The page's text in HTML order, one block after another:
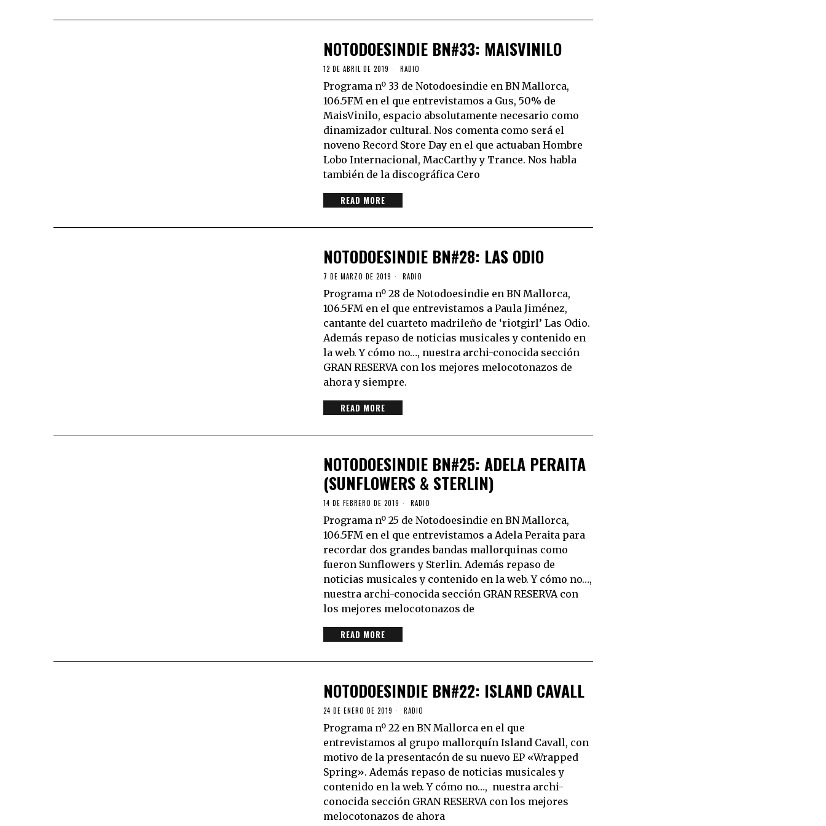
NOTODOESINDIE BN#33: MAISVINILO
12 DE ABRIL DE 2019 RADIO
Programa nº 33 de Notodoesindie en BN Mallorca,
106.5FM en el que entrevistamos a Gus, 50% de
MaisVinilo, espacio absolutamente necesario como
dinamizador cultural. Nos comenta como será el
noveno Record Store Day en el que actuaban Hombre
Lobo Internacional, MacCarthy y Trance. Nos habla
también de la discográfica Cero
READ MORE
NOTODOESINDIE BN#28: LAS ODIO
7 DE MARZO DE 2019 RADIO
Programa nº 28 de Notodoesindie en BN Mallorca,
106.5FM en el que entrevistamos a Paula Jiménez,
cantante del cuarteto madrileño de ‘riotgirl’ Las Odio.
Además repaso de noticias musicales y contenido en
la web. Y cómo no…, nuestra archi-conocida sección
GRAN RESERVA con los mejores melocotonazos de
ahora y siempre.
READ MORE
NOTODOESINDIE BN#25: ADELA PERAITA
(SUNFLOWERS & STERLIN)
14 DE FEBRERO DE 2019 RADIO
Programa nº 25 de Notodoesindie en BN Mallorca,
106.5FM en el que entrevistamos a Adela Peraita para
recordar dos grandes bandas mallorquinas como
fueron Sunflowers y Sterlin. Además repaso de
noticias musicales y contenido en la web. Y cómo no…,
nuestra archi-conocida sección GRAN RESERVA con
los mejores melocotonazos de
READ MORE
NOTODOESINDIE BN#22: ISLAND CAVALL
24 DE ENERO DE 2019 RADIO
Programa nº 22 en BN Mallorca en el que
entrevistamos al grupo mallorquín Island Cavall, con
motivo de la presentacón de su nuevo EP «Wrapped
Spring». Además repaso de noticias musicales y
contenido en la web. Y cómo no…, nuestra archi-
conocida sección GRAN RESERVA con los mejores
melocotonazos de ahora